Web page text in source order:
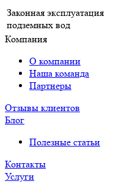
Законная эксплуатация
подземных вод
Компания
О компании
Наша команда
Партнеры
Отзывы клиентов
Блог
Полезные статьи
Контакты
Услуги